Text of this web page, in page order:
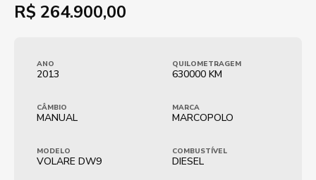
R$ 264.900,00
ANO
2013
QUILOMETRAGEM
630000 KM
CÂMBIO
MANUAL
MARCA
MARCOPOLO
MODELO
VOLARE DW9
COMBUSTÍVEL
DIESEL